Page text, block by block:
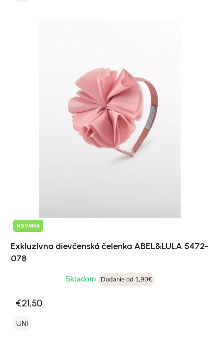
NOVINKA
Exkluzívna dievčenská čelenka ABEL&LULA 5472-
078
Skladom
Dodanie od 1,90€
€21,50
UNI